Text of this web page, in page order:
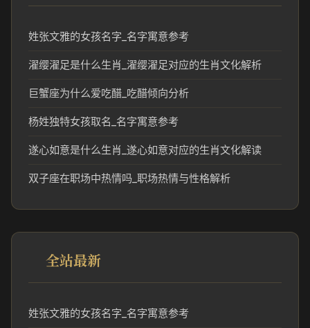
姓张文雅的女孩名字_名字寓意参考
濯缨濯足是什么生肖_濯缨濯足对应的生肖文化解析
巨蟹座为什么爱吃醋_吃醋倾向分析
杨姓独特女孩取名_名字寓意参考
遂心如意是什么生肖_遂心如意对应的生肖文化解读
双子座在职场中热情吗_职场热情与性格解析
全站最新
姓张文雅的女孩名字_名字寓意参考